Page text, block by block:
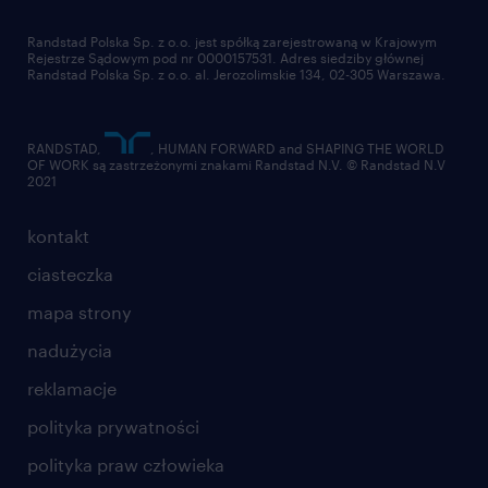
złóż CV
kontakt
ciasteczka
mapa strony
nadużycia
reklamacje
polityka prywatności
polityka praw człowieka
Randstad Polska Sp. z o.o. jest spółką zarejestrowaną w Krajowym
Rejestrze Sądowym pod nr 0000157531. Adres siedziby głównej
Randstad Polska Sp. z o.o. al. Jerozolimskie 134, 02-305 Warszawa.
RANDSTAD,
, HUMAN FORWARD and SHAPING THE WORLD
OF WORK są zastrzeżonymi znakami Randstad N.V. © Randstad N.V
2021